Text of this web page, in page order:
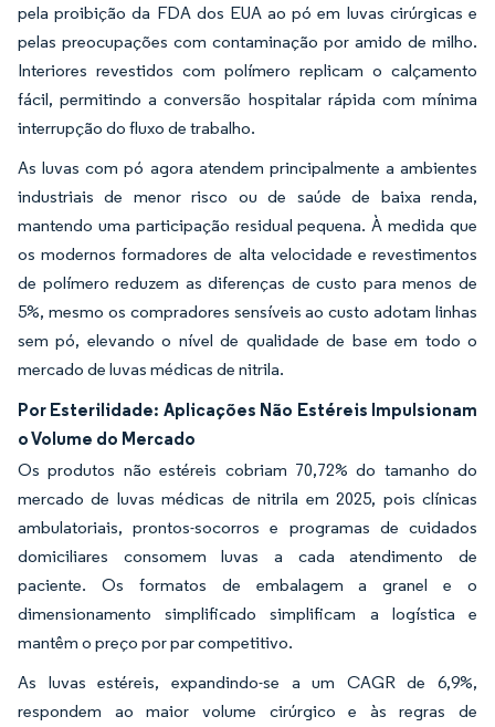
pela proibição da FDA dos EUA ao pó em luvas cirúrgicas e
pelas preocupações com contaminação por amido de milho.
Interiores revestidos com polímero replicam o calçamento
fácil, permitindo a conversão hospitalar rápida com mínima
interrupção do fluxo de trabalho.
As luvas com pó agora atendem principalmente a ambientes
industriais de menor risco ou de saúde de baixa renda,
mantendo uma participação residual pequena. À medida que
os modernos formadores de alta velocidade e revestimentos
de polímero reduzem as diferenças de custo para menos de
5%, mesmo os compradores sensíveis ao custo adotam linhas
sem pó, elevando o nível de qualidade de base em todo o
mercado de luvas médicas de nitrila.
Por Esterilidade: Aplicações Não Estéreis Impulsionam
o Volume do Mercado
Os produtos não estéreis cobriam 70,72% do tamanho do
mercado de luvas médicas de nitrila em 2025, pois clínicas
ambulatoriais, prontos-socorros e programas de cuidados
domiciliares consomem luvas a cada atendimento de
paciente. Os formatos de embalagem a granel e o
dimensionamento simplificado simplificam a logística e
mantêm o preço por par competitivo.
As luvas estéreis, expandindo-se a um CAGR de 6,9%,
respondem ao maior volume cirúrgico e às regras de